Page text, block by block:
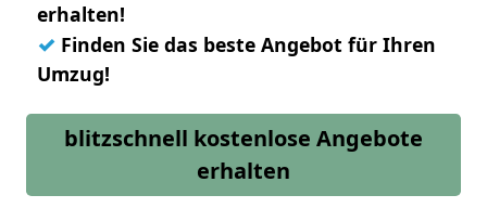
erhalten!
✓ Finden Sie das beste Angebot für Ihren
Umzug!
blitzschnell kostenlose Angebote
erhalten